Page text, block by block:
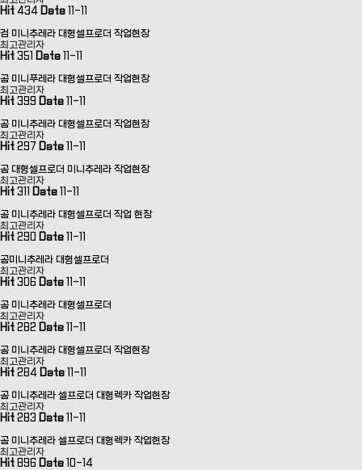
Hit 434 Date 11-11
검 미니추레라 대형셀프로더 작업현장
최고관리자
Hit 351 Date 11-11
곰 미니푸레라 대형셀프로더 작업현장
최고관리자
Hit 399 Date 11-11
곰 미니추레라 대형셀프로더 작업현장
최고관리자
Hit 297 Date 11-11
곰 대형셀프로더 미니추레라 작업현장
최고관리자
Hit 311 Date 11-11
곰 미니추레라 대형셀프로더 작업 현장
최고관리자
Hit 290 Date 11-11
곰미니추레라 대형셀프로더
최고관리자
Hit 306 Date 11-11
곰 미니추레라 대형셀프로더
최고관리자
Hit 282 Date 11-11
곰 미니추레라 대형셀프로더 작업현장
최고관리자
Hit 284 Date 11-11
곰 미니추레라 셀프로더 대형렉카 작업현장
최고관리자
Hit 283 Date 11-11
곰 미니추레라 셀프로더 대형렉카 작업현장
최고관리자
Hit 896 Date 10-14